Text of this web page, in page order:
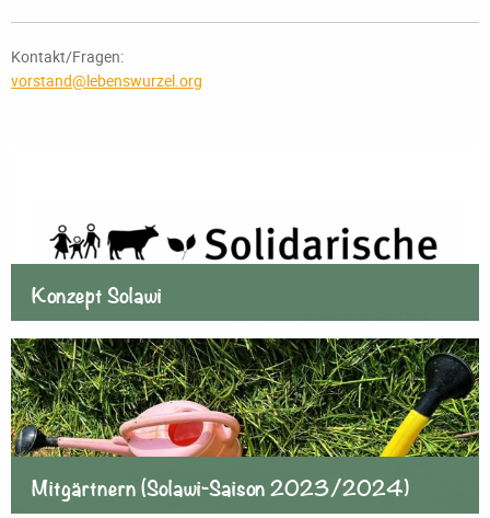
Kontakt/Fragen:
vorstand@lebenswurzel.org
Konzept Solawi
Mitgärtnern (Solawi-Saison 2023/2024)